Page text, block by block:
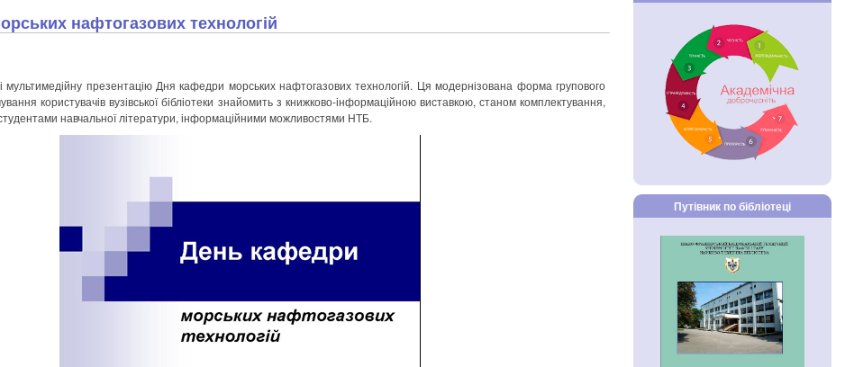
нафтогазових технологій
мультимедійну презентацію Дня кафедри морських нафтогазових технологій. Ця модернізована форма групового
користувачів вузівської бібліотеки знайомить з книжково-інформаційною виставкою, станом комплектування,
навчальної літератури, інформаційними можливостями НТБ.
Путівник по бібліотеці